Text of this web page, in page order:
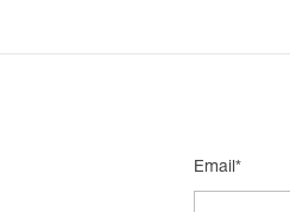
Email*